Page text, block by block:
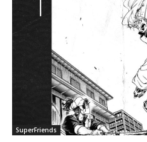
SuperFriends